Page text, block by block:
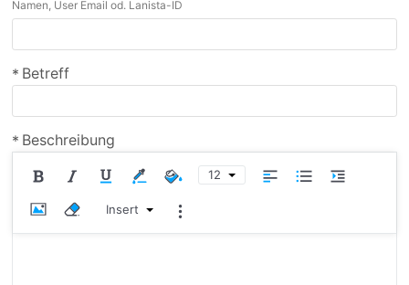
Namen, User Email od. Lanista-ID
* Betreff
* Beschreibung
12
Insert